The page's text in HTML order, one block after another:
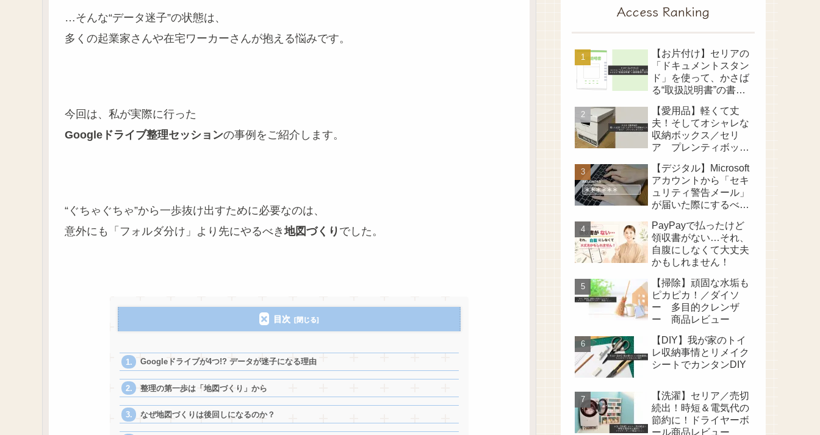
…そんな“データ迷子”の状態は、
多くの起業家さんや在宅ワーカーさんが抱える悩みです。
今回は、私が実際に行った
Googleドライブ整理セッションの事例をご紹介します。
“ぐちゃぐちゃ”から一歩抜け出すために必要なのは、
意外にも「フォルダ分け」より先にやるべき地図づくり でした。
目次
Googleドライブが4つ!? データが迷子になる理由
整理の第一歩は「地図づくり」から
なぜ地図づくりは後回しになるのか？
Access Ranking
【お片付け】セリアの
「ドキュメントスタン
ド」を使って、かさば
る“取扱説明書”の書類
【愛用品】軽くて丈
夫！そしてオシャレな
収納ボックス／セリ
ア プレンティボック
【デジタル】Microsoft
アカウントから「セキ
ュリティ警告メール」
が届いた際にするべき
PayPayで払ったけど
領収書がない…それ、
自腹にしなくて大丈夫
かもしれません！
【掃除】頑固な水垢も
ピカピカ！／ダイソ
ー 多目的クレンザ
ー 商品レビュー
【DIY】我が家のトイ
レ収納事情とリメイク
シートでカンタンDIY
【洗濯】セリア／売切
続出！時短＆電気代の
節約に！ドライヤーボ
ール商品レビュー